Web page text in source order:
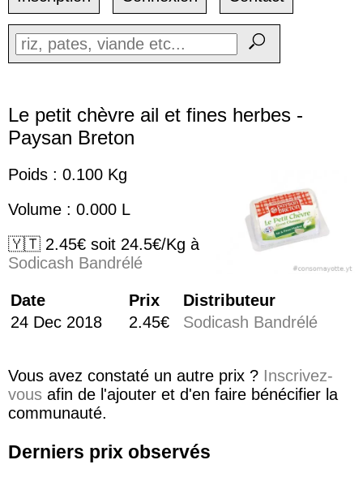
Le petit chèvre ail et fines herbes -
Paysan Breton
Poids : 0.100 Kg
Volume : 0.000 L
🇾🇹 2.45€ soit 24.5€/Kg à
Sodicash Bandrélé
Date Prix
Distributeur
24 Dec 2018
2.45€ Sodicash Bandrélé
Vous avez constaté un autre prix ? Inscrivez-
vous afin de l'ajouter et d'en faire bénécifier la
communauté.
Derniers prix observés